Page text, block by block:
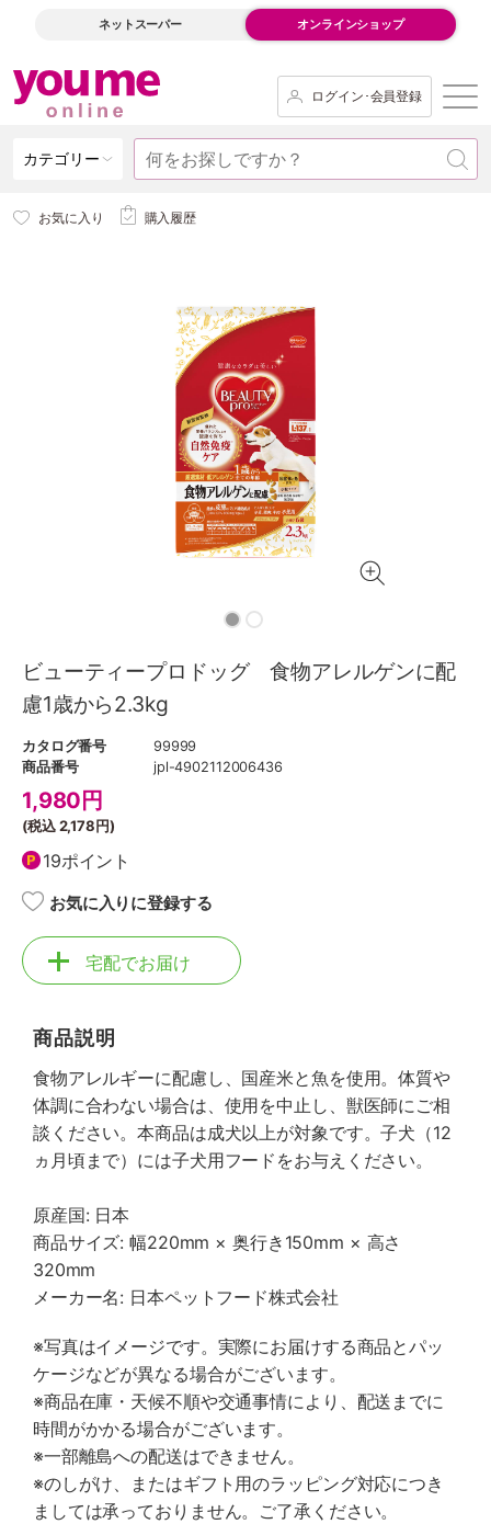
ネットスーパー オンラインショップ
ログイン･会員登録
カテゴリー
お気に入り 購入履歴
ビューティープロドッグ 食物アレルゲンに配
慮1歳から2.3kg
カタログ番号
99999
商品番号
jpl-4902112006436
1,980 円
(税込2,178円)
19ポイント
お気に入りに登録する
宅配でお届け
商品説明
食物アレルギーに配慮し、国産米と魚を使用。体質や
体調に合わない場合は、使用を中止し、獣医師にご相
談ください。本商品は成犬以上が対象です。子犬（12
ヵ月頃まで）には子犬用フードをお与えください。
原産国: 日本
商品サイズ: 幅220mm × 奥行き150mm × 高さ
320mm
メーカー名: 日本ペットフード株式会社
※写真はイメージです。実際にお届けする商品とパッ
ケージなどが異なる場合がございます。
※商品在庫・天候不順や交通事情により、配送までに
時間がかかる場合がございます。
※一部離島への配送はできません。
※のしがけ、またはギフト用のラッピング対応につき
ましては承っておりません。ご了承ください。